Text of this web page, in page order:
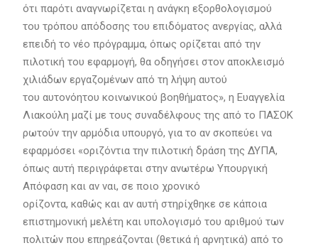
ότι παρότι αναγνωρίζεται η ανάγκη εξορθολογισμού
του τρόπου απόδοσης του επιδόματος ανεργίας, αλλά
επειδή το νέο πρόγραμμα, όπως ορίζεται από την
πιλοτική του εφαρμογή, θα οδηγήσει στον αποκλεισμό
χιλιάδων εργαζομένων από τη λήψη αυτού
του αυτονόητου κοινωνικού βοηθήματος», η Ευαγγελία
Λιακούλη μαζί με τους συναδέλφους της από το ΠΑΣΟΚ
ρωτούν την αρμόδια υπουργό, για το αν σκοπεύει να
εφαρμόσει «οριζόντια την πιλοτική δράση της ΔΥΠΑ,
όπως αυτή περιγράφεται στην ανωτέρω Υπουργική
Απόφαση και αν ναι, σε ποιο χρονικό
ορίζοντα, καθώς και αν αυτή στηρίχθηκε σε κάποια
επιστημονική μελέτη και υπολογισμό του αριθμού των
πολιτών που επηρεάζονται (θετικά ή αρνητικά) από το